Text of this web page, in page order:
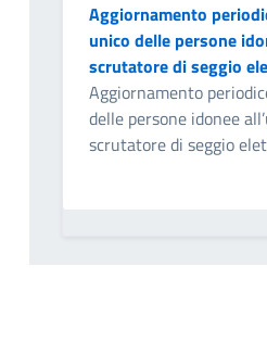
Aggiornamento
unico delle persone
scrutatore di seggio
Aggiornamento
delle persone idonee
scrutatore di seggio